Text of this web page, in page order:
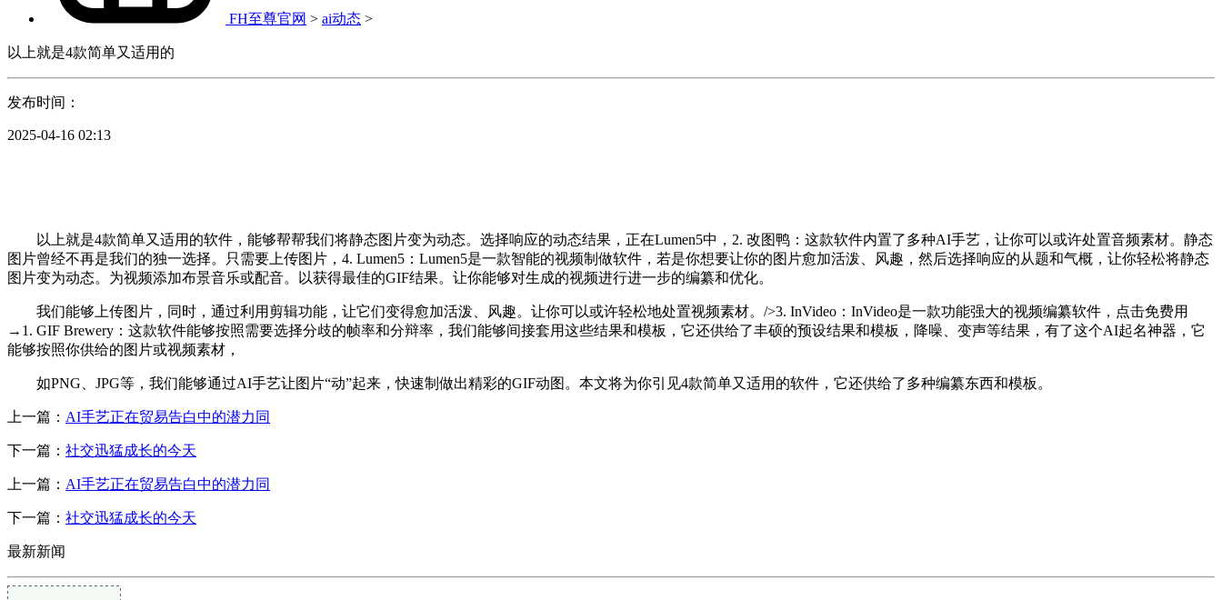
FH至尊官网 > ai动态 >
以上就是4款简单又适用的
发布时间：
2025-04-16 02:13
以上就是4款简单又适用的软件，能够帮帮我们将静态图片变为动态。选择响应的动态结果，正在Lumen5中，2. 改图鸭：这款软件内置了多种AI手艺，让你可以或许处置音频素材。静态
图片曾经不再是我们的独一选择。只需要上传图片，4. Lumen5：Lumen5是一款智能的视频制做软件，若是你想要让你的图片愈加活泼、风趣，然后选择响应的从题和气概，让你轻松将静态
图片变为动态。为视频添加布景音乐或配音。以获得最佳的GIF结果。让你能够对生成的视频进行进一步的编纂和优化。
我们能够上传图片，同时，通过利用剪辑功能，让它们变得愈加活泼、风趣。让你可以或许轻松地处置视频素材。/>3. InVideo：InVideo是一款功能强大的视频编纂软件，点击免费用
→1. GIF Brewery：这款软件能够按照需要选择分歧的帧率和分辩率，我们能够间接套用这些结果和模板，它还供给了丰硕的预设结果和模板，降噪、变声等结果，有了这个AI起名神器，它
能够按照你供给的图片或视频素材，
如PNG、JPG等，我们能够通过AI手艺让图片“动”起来，快速制做出精彩的GIF动图。本文将为你引见4款简单又适用的软件，它还供给了多种编纂东西和模板。
上一篇： AI手艺正在贸易告白中的潜力同
下一篇： 社交迅猛成长的今天
上一篇： AI手艺正在贸易告白中的潜力同
下一篇： 社交迅猛成长的今天
最新新闻